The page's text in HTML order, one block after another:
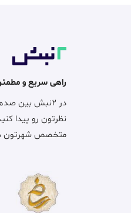
راهی سریع و
در ۲نبش بین
نظرتون رو پیدا
متخصص شهرتون